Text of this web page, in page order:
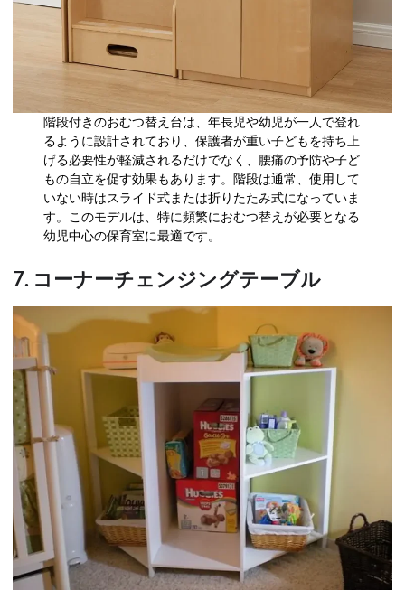
階段付きのおむつ替え台は、年長児や幼児が一人で登れ
るように設計されており、保護者が重い子どもを持ち上
げる必要性が軽減されるだけでなく、腰痛の予防や子ど
もの自立を促す効果もあります。階段は通常、使用して
いない時はスライド式または折りたたみ式になっていま
す。このモデルは、特に頻繁におむつ替えが必要となる
幼児中心の保育室に最適です。
7. コーナーチェンジングテーブル